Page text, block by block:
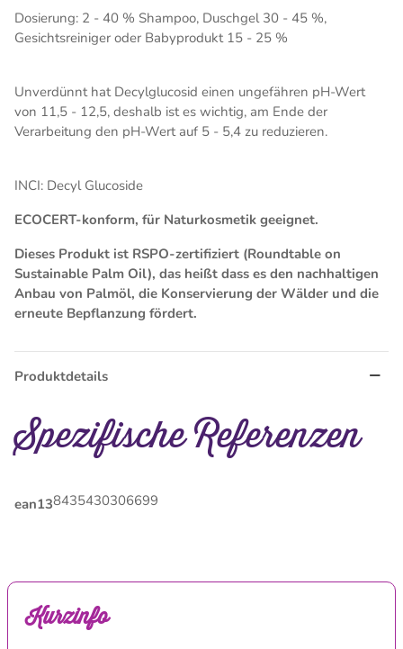
Dosierung: 2 - 40 % Shampoo, Duschgel 30 - 45 %,
Gesichtsreiniger oder Babyprodukt 15 - 25 %
Unverdünnt hat Decylglucosid einen ungefähren pH-Wert
von 11,5 - 12,5, deshalb ist es wichtig, am Ende der
Verarbeitung den pH-Wert auf 5 - 5,4 zu reduzieren.
INCI: Decyl Glucoside
ECOCERT-konform, für Naturkosmetik geeignet.
Dieses Produkt ist RSPO-zertifiziert (Roundtable on
Sustainable Palm Oil), das heißt dass es den nachhaltigen
Anbau von Palmöl, die Konservierung der Wälder und die
erneute Bepflanzung fördert.
Produktdetails
Spezifische Referenzen
ean138435430306699
Kurzinfo